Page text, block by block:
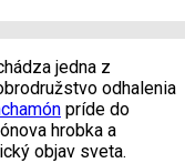
jedna z
odhalenia
príde do
hrobka a
objav sveta.